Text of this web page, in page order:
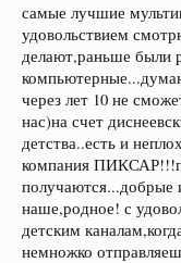
самые лучшие
удовольствием
делают,раньше были
через лет 10 не
нас)на счет
детства..есть и
компания
получаются...добрые
наше,родное! с
детским
немножко